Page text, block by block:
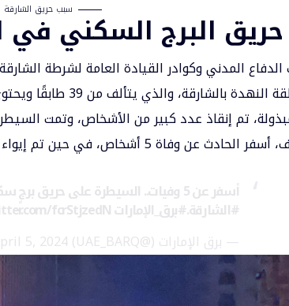
سبب حريق الشارقة
حريق البرج السكني في
المدني وكوادر القيادة العامة لشرطة
تم إنقاذ عدد كبير من الأشخاص، وتمت
أسفر عن 5 وفيات.. السيطرة على حريق برجٍ سكني في
#الشارقة.#برق_الإماراتfcrStjzedN
— برق الإمارات (@UAE_BARQ)
5, 2024